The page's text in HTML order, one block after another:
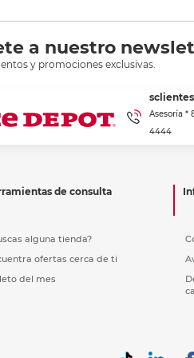
a nuestro
y promociones exclusivas.
Asesoría *
4444
de consulta
alguna tienda?
ofertas cerca de ti
del mes